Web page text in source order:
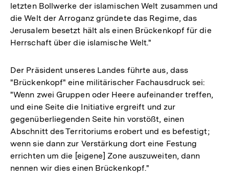
letzten Bollwerke der islamischen Welt zusammen und
die Welt der Arroganz gründete das Regime, das
Jerusalem besetzt hält als einen Brückenkopf für die
Herrschaft über die islamische Welt."
Der Präsident unseres Landes führte aus, dass
"Brückenkopf" eine militärischer Fachausdruck sei:
"Wenn zwei Gruppen oder Heere aufeinander treffen,
und eine Seite die Initiative ergreift und zur
gegenüberliegenden Seite hin vorstößt, einen
Abschnitt des Territoriums erobert und es befestigt;
wenn sie dann zur Verstärkung dort eine Festung
errichten um die [eigene] Zone auszuweiten, dann
nennen wir dies einen Brückenkopf."